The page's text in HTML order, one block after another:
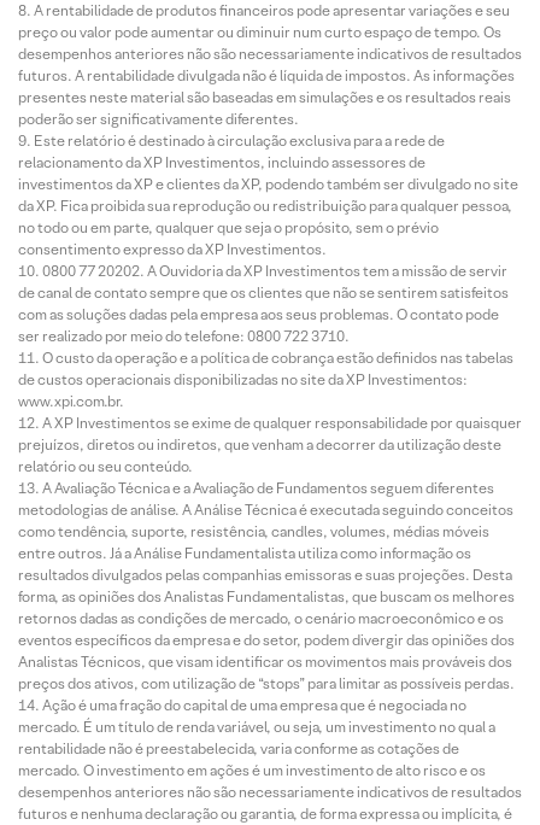
A rentabilidade de produtos financeiros pode apresentar variações e seu
preço ou valor pode aumentar ou diminuir num curto espaço de tempo. Os
desempenhos anteriores não são necessariamente indicativos de resultados
futuros. A rentabilidade divulgada não é líquida de impostos. As informações
presentes neste material são baseadas em simulações e os resultados reais
poderão ser significativamente diferentes.
Este relatório é destinado à circulação exclusiva para a rede de
relacionamento da XP Investimentos, incluindo assessores de
investimentos da XP e clientes da XP, podendo também ser divulgado no site
da XP. Fica proibida sua reprodução ou redistribuição para qualquer pessoa,
no todo ou em parte, qualquer que seja o propósito, sem o prévio
consentimento expresso da XP Investimentos.
0800 77 20202. A Ouvidoria da XP Investimentos tem a missão de servir
de canal de contato sempre que os clientes que não se sentirem satisfeitos
com as soluções dadas pela empresa aos seus problemas. O contato pode
ser realizado por meio do telefone: 0800 722 3710.
O custo da operação e a política de cobrança estão definidos nas tabelas
de custos operacionais disponibilizadas no site da XP Investimentos:
www.xpi.com.br.
A XP Investimentos se exime de qualquer responsabilidade por quaisquer
prejuízos, diretos ou indiretos, que venham a decorrer da utilização deste
relatório ou seu conteúdo.
A Avaliação Técnica e a Avaliação de Fundamentos seguem diferentes
metodologias de análise. A Análise Técnica é executada seguindo conceitos
como tendência, suporte, resistência, candles, volumes, médias móveis
entre outros. Já a Análise Fundamentalista utiliza como informação os
resultados divulgados pelas companhias emissoras e suas projeções. Desta
forma, as opiniões dos Analistas Fundamentalistas, que buscam os melhores
retornos dadas as condições de mercado, o cenário macroeconômico e os
eventos específicos da empresa e do setor, podem divergir das opiniões dos
Analistas Técnicos, que visam identificar os movimentos mais prováveis dos
preços dos ativos, com utilização de “stops” para limitar as possíveis perdas.
Ação é uma fração do capital de uma empresa que é negociada no
mercado. É um título de renda variável, ou seja, um investimento no qual a
rentabilidade não é preestabelecida, varia conforme as cotações de
mercado. O investimento em ações é um investimento de alto risco e os
desempenhos anteriores não são necessariamente indicativos de resultados
futuros e nenhuma declaração ou garantia, de forma expressa ou implícita, é